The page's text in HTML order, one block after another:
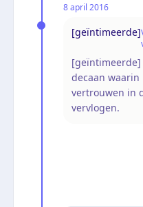
8 april 2016
[geïntimeerde]
decaan
vertrouwen in
vervlogen.